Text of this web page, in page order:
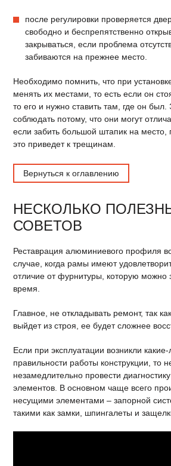
после регулировки проверяется
свободно и беспрепятственно
закрываться, если проблема
забиваются на прежнее место.
Необходимо помнить, что при
менять их местами, то есть если он
то его и нужно ставить там, где он
соблюдать потому, что они могут
если забить большой штапик на место,
это приведет к трещинам.
Вернуться к оглавлению
НЕСКОЛЬКО
СОВЕТОВ
Реставрация алюминиевого профиля
случае, когда рамы имеют
отличие от фурнитуры, которую можно
время.
Главное, не откладывать ремонт, так
выйдет из строя, ее будет сложнее
Если при эксплуатации возникли
правильности работы конструкции, то
незамедлительно провести
элементов. В основном чаще всего
несущими элементами – запорной
такими как замки, шпингалеты и